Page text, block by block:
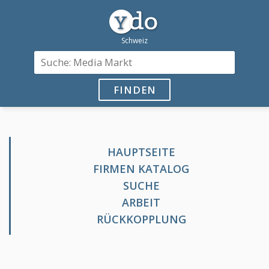
FINDEN
HAUPTSEITE
FIRMEN KATALOG
SUCHE
ARBEIT
RÜCKKOPPLUNG